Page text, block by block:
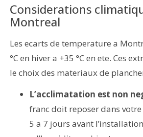
Considerations
Montreal
Les ecarts de temperature a
°C en hiver a +35 °C en ete. Ces
le choix des materiaux de
L’acclimatation est non
franc doit reposer dans
5 a 7 jours avant